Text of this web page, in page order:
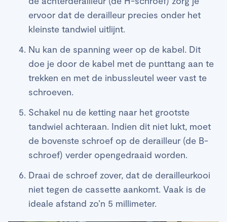
ervoor dat de derailleur precies onder het
kleinste tandwiel uitlijnt.
Nu kan de spanning weer op de kabel. Dit
doe je door de kabel met de punttang aan te
trekken en met de inbussleutel weer vast te
schroeven.
Schakel nu de ketting naar het grootste
tandwiel achteraan. Indien dit niet lukt, moet
de bovenste schroef op de derailleur (de B-
schroef) verder opengedraaid worden.
Draai de schroef zover, dat de derailleurkooi
niet tegen de cassette aankomt. Vaak is de
ideale afstand zo’n 5 millimeter.